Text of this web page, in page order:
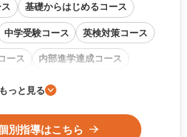
基礎からはじめるコース
中学受験コース 英検対策コース
ース 内部進学達成コース
ォローアップコース
もっと見る
別指導はこちら